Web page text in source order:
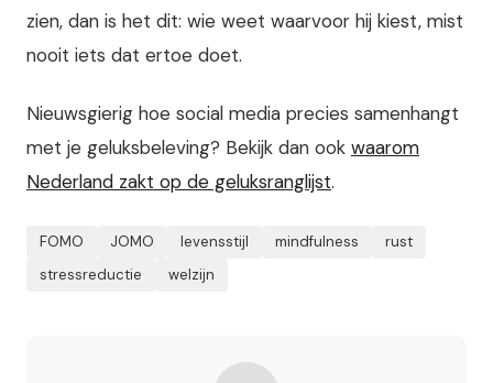
zien, dan is het dit: wie weet waarvoor hij kiest, mist
nooit iets dat ertoe doet.
Nieuwsgierig hoe social media precies samenhangt
met je geluksbeleving? Bekijk dan ook waarom
Nederland zakt op de geluksranglijst.
FOMO JOMO levensstijl mindfulness
rust
stressreductie
welzijn